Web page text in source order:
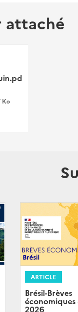
attaché
Ko
ARTICLE
Brésil-Brèves
2026